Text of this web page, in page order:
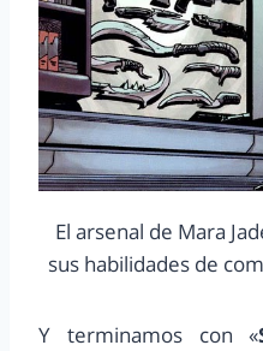
El arsenal de Mara
sus habilidades de
Y terminamos con «